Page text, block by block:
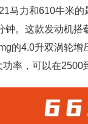
马力和610牛米
钟。这款发动机搭
的4.0升双涡轮
功率，可以在2500